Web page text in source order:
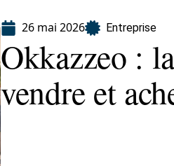
26 mai 2026 Entreprise
Okkazzeo :
vendre et